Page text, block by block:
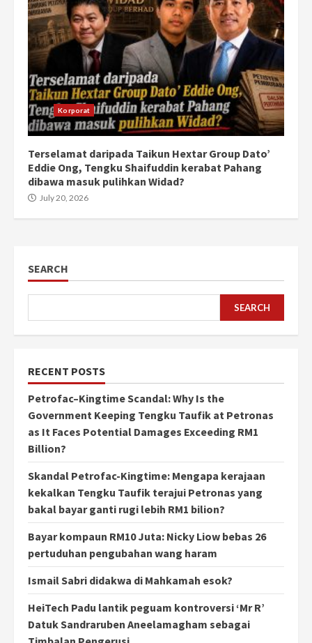
Korporat
Terselamat daripada Taikun Hextar Group Dato’
Eddie Ong, Tengku Shaifuddin kerabat Pahang
dibawa masuk pulihkan Widad?
July 20, 2026
SEARCH
SEARCH
RECENT POSTS
Petrofac–Kingtime Scandal: Why Is the
Government Keeping Tengku Taufik at Petronas
as It Faces Potential Damages Exceeding RM1
Billion?
Skandal Petrofac-Kingtime: Mengapa kerajaan
kekalkan Tengku Taufik terajui Petronas yang
bakal bayar ganti rugi lebih RM1 bilion?
Bayar kompaun RM10 Juta: Nicky Liow bebas 26
pertuduhan pengubahan wang haram
Ismail Sabri didakwa di Mahkamah esok?
HeiTech Padu lantik peguam kontroversi ‘Mr R’
Datuk Sandraruben Aneelamagham sebagai